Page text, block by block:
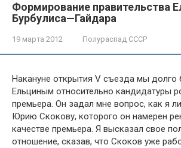
Формирование правительства
Бурбулиса—Гайдара
19 марта 2012 Полураспад СССР
Накануне открытия V съезда мы долго
Ельциным относительно кандидатуры
премье­ра. Он задал мне вопрос, как я
Юрию Ско­кову, которого он намерен
качестве премье­ра. Я высказал свое
отношение, сказав, что Скоков уже